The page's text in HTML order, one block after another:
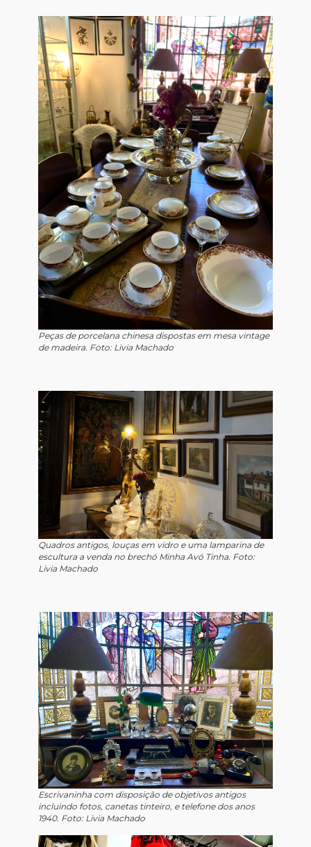
Peças de porcelana chinesa dispostas em mesa vintage
de madeira. Foto: Livia Machado
Quadros antigos, louças em vidro e uma lamparina de
escultura a venda no brechó Minha Avó Tinha. Foto:
Livia Machado
Escrivaninha com disposição de objetivos antigos
incluindo fotos, canetas tinteiro, e telefone dos anos
1940. Foto: Livia Machado